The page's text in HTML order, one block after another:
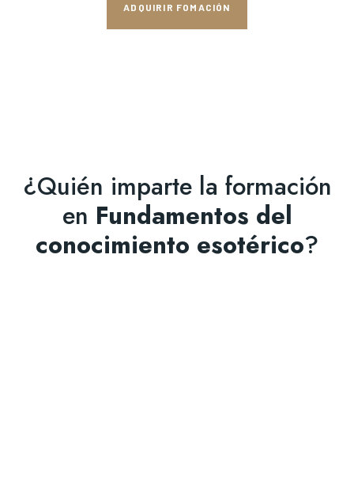
ADQUIRIR FOMACIÓN
¿Quién imparte la formación
en Fundamentos del
conocimiento esotérico?